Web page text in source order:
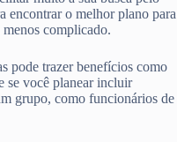
encontrar o melhor plano para
menos complicado.
pode trazer benefícios como
se você planear incluir
grupo, como funcionários de